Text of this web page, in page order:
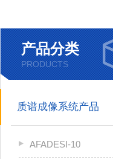
产品分类
PRODUCTS
质谱成像系统产品
AFADESI-10